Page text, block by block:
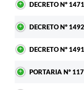
DECRETO Nº
DECRETO Nº
DECRETO Nº
PORTARIA Nº